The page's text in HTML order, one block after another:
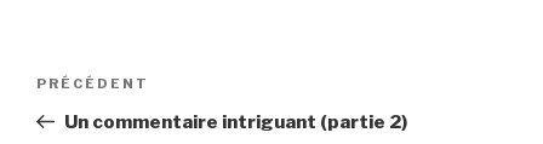
Navigation
Article
précédent
PRÉCÉDENT
Un commentaire intriguant (partie 2)